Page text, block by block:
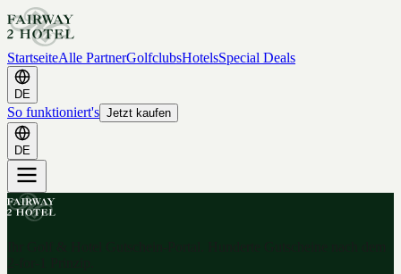
StartseiteAlle PartnerGolfclubsHotelsSpecial Deals
DE
So funktioniert's Jetzt kaufen
DE